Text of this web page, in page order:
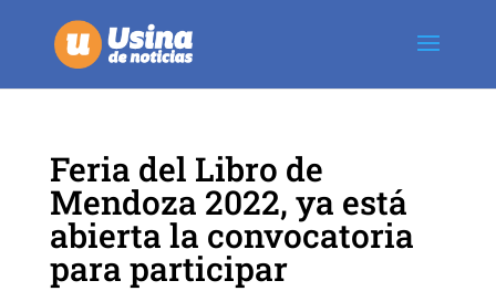
Feria del Libro de
Mendoza 2022, ya está
abierta la convocatoria
para participar